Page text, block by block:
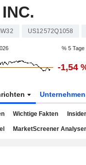
US12572Q1058
% 5 Tage
-1,54
Unternehmen
Wichtige Fakten
MarketScreener